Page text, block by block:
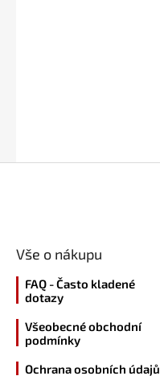
Vše o nákupu
FAQ - Často kladené
dotazy
Všeobecné obchodní
podmínky
Ochrana osobních údajů